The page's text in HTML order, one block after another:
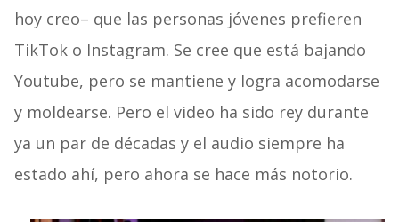
hoy creo– que las personas jóvenes prefieren
TikTok o Instagram. Se cree que está bajando
Youtube, pero se mantiene y logra acomodarse
y moldearse. Pero el video ha sido rey durante
ya un par de décadas y el audio siempre ha
estado ahí, pero ahora se hace más notorio.